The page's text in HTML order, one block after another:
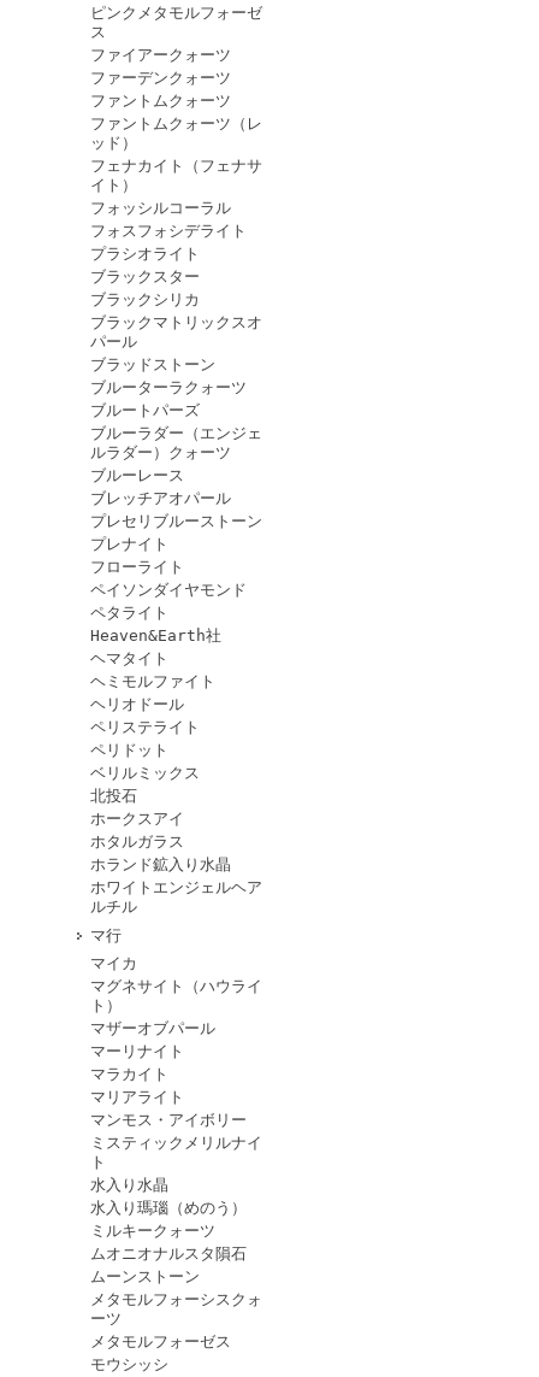
ピンクメタモルフォーゼ
ス
ファイアークォーツ
ファーデンクォーツ
ファントムクォーツ
ファントムクォーツ（レ
ッド）
フェナカイト（フェナサ
イト）
フォッシルコーラル
フォスフォシデライト
プラシオライト
ブラックスター
ブラックシリカ
ブラックマトリックスオ
パール
ブラッドストーン
ブルーターラクォーツ
ブルートパーズ
ブルーラダー（エンジェ
ルラダー）クォーツ
ブルーレース
ブレッチアオパール
プレセリブルーストーン
プレナイト
フローライト
ペイソンダイヤモンド
ペタライト
Heaven&Earth社
ヘマタイト
ヘミモルファイト
ヘリオドール
ペリステライト
ペリドット
ベリルミックス
北投石
ホークスアイ
ホタルガラス
ホランド鉱入り水晶
ホワイトエンジェルヘア
ルチル
マ行
マイカ
マグネサイト（ハウライ
ト）
マザーオブパール
マーリナイト
マラカイト
マリアライト
マンモス・アイボリー
ミスティックメリルナイ
ト
水入り水晶
水入り瑪瑙（めのう）
ミルキークォーツ
ムオニオナルスタ隕石
ムーンストーン
メタモルフォーシスクォ
ーツ
メタモルフォーゼス
モウシッシ